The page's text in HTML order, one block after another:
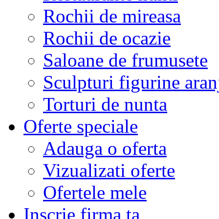
Rochii de mireasa
Rochii de ocazie
Saloane de frumusete
Sculpturi figurine
Torturi de nunta
Oferte speciale
Adauga o oferta
Vizualizati oferte
Ofertele mele
Inscrie firma ta